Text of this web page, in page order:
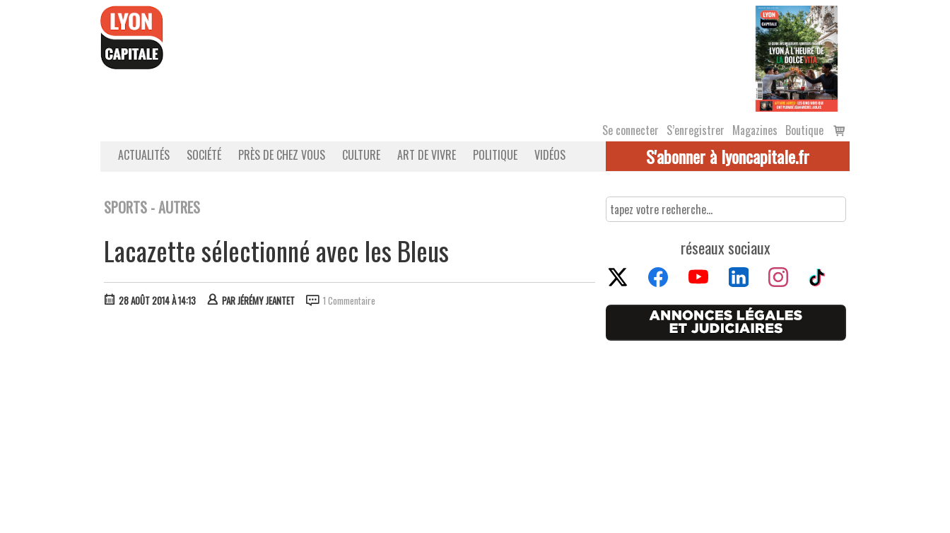
Se connecter S’enregistrer Magazines Boutique
Voir
le
ACTUALITÉS SOCIÉTÉ PRÈS DE CHEZ VOUS CULTURE ART DE VIVRE POLITIQUE VIDÉOS S'abonner à lyoncapitale.fr
SPORTS - AUTRES
Lacazette sélectionné avec les Bleus
28 AOÛT 2014 À 14:13 PARJÉRÉMY JEANTET 1 Commentaire
réseaux sociaux